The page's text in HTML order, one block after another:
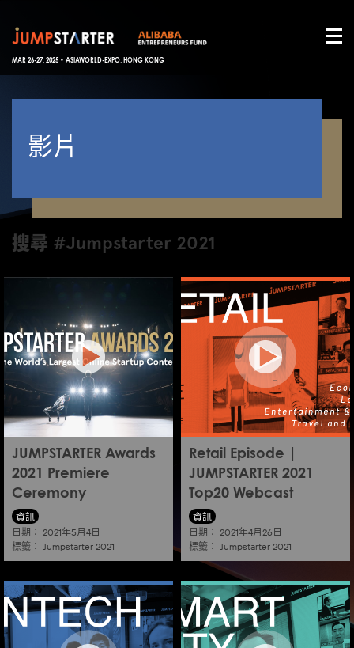
MAR 26-27, 2025 • ASIAWORLD-EXPO, HONG KONG
影片
搜尋 #Jumpstarter 2021
JUMPSTARTER Awards
2021 Premiere
Ceremony
資訊
日期： 2021年5月4日
標籤： Jumpstarter 2021
Retail Episode |
JUMPSTARTER 2021
Top20 Webcast
資訊
日期： 2021年4月26日
標籤： Jumpstarter 2021